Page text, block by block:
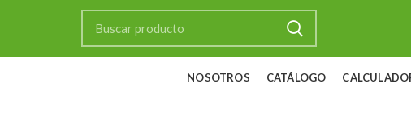
NOSOTROS CATÁLOGO